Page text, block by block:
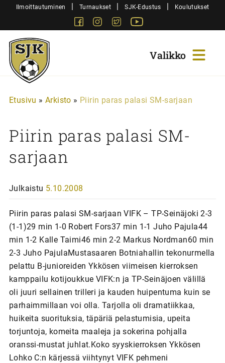
SiirryIlmoittautuminen | Turnaukset | SJK-Edustus | Koulutukset
FacebookInstagram
Twitter
Sjk-
Juniorit
Etusivu » Arkisto » Piirin paras palasi SM-sarjaan
Piirin paras palasi SM-
sarjaan
Julkaistu 5.10.2008
Piirin paras palasi SM-sarjaan VIFK – TP-Seinäjoki 2-3
(1-1)29 min 1-0 Robert Fors37 min 1-1 Juho Pajula44
min 1-2 Kalle Taimi46 min 2-2 Markus Nordman60 min
2-3 Juho PajulaMustasaaren Botniahallin tekonurmella
pelattu B-junioreiden Ykkösen viimeisen kierroksen
kamppailu kotijoukkue VIFK:n ja TP-Seinäjoen välillä
oli juuri sellainen trilleri ja kauden huipentuma kuin se
parhaimmillaan voi olla. Tarjolla oli dramatiikkaa,
huikeita suorituksia, täpäriä pelastumisia, upeita
torjuntoja, komeita maaleja ja sokerina pohjalla
oranssi-mustat juhlat.Koko syyskierroksen Ykkösen
Lohko C:n kärjessä viihtynyt VIFK pehmeni